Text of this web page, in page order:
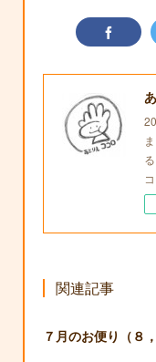
関連記事
７月のお便り（８